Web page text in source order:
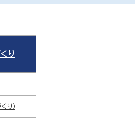
り
り）